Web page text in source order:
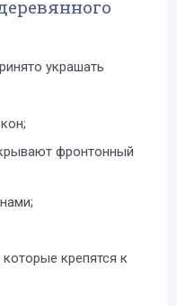
украшать
фронтонный
крепятся к